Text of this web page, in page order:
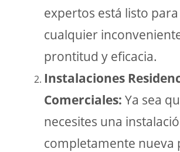
expertos está listo
cualquier
prontitud y eficacia.
Instalaciones
Comerciales: Ya sea
necesites una
completamente nueva